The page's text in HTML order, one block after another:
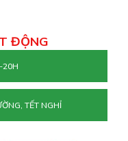
ĐỘNG
20H
TẾT NGHỈ